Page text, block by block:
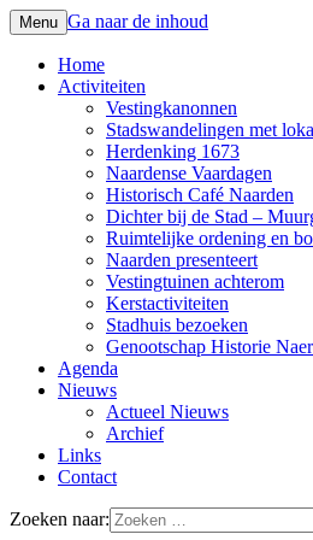
Vereniging
Menu Ga naar de inhoud
Home
Activiteiten
Vestingkanonnen
Stadswandelingen met
Herdenking 1673
Naardense Vaardagen
Historisch Café Naarden
Dichter bij de Stad –
Ruimtelijke ordening en
Naarden presenteert
Vestingtuinen achterom
Kerstactiviteiten
Stadhuis bezoeken
Genootschap Historie
Agenda
Nieuws
Actueel Nieuws
Archief
Links
Contact
Zoeken naar: